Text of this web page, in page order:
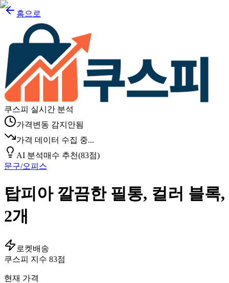
홈으로
쿠스피 실시간 분석
가격변동 감지안됨
가격 데이터 수집 중...
AI 분석매수 추천(83점)
문구/오피스
탑피아 깔끔한 필통, 컬러 블록,
2개
로켓배송
쿠스피 지수 83점
현재 가격